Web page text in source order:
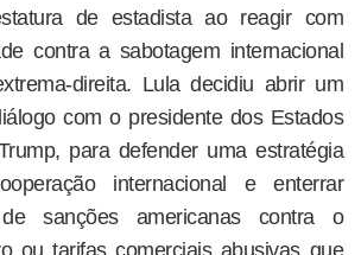
de estadista ao reagir com
contra a sabotagem internacional
direita. Lula decidiu abrir um
com o presidente dos Estados
para defender uma estratégia
internacional e enterrar
sanções americanas contra o